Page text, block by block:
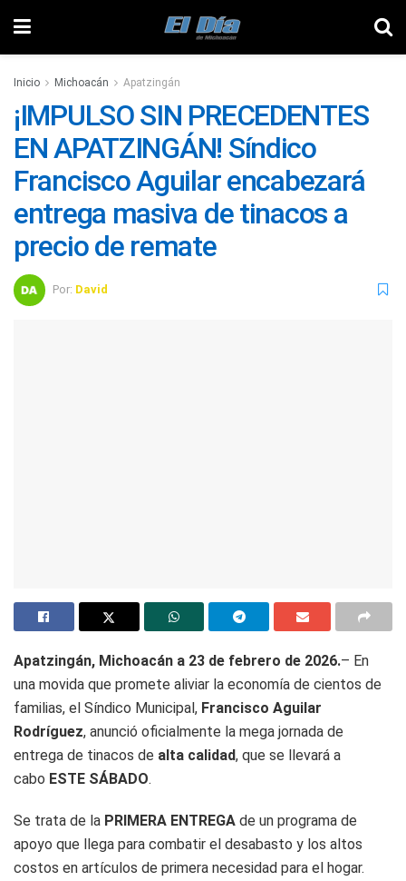
Inicio Michoacán Apatzingán
¡IMPULSO SIN PRECEDENTES
EN APATZINGÁN! Síndico
Francisco Aguilar encabezará
entrega masiva de tinacos a
precio de remate
Por: David
Apatzingán, Michoacán a 23 de febrero de 2026.– En
una movida que promete aliviar la economía de cientos de
familias, el Síndico Municipal, Francisco Aguilar
Rodríguez, anunció oficialmente la mega jornada de
entrega de tinacos de alta calidad, que se llevará a
cabo ESTE SÁBADO.
Se trata de la PRIMERA ENTREGA de un programa de
apoyo que llega para combatir el desabasto y los altos
costos en artículos de primera necesidad para el hogar.